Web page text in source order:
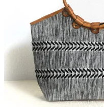
Marysabel Aldana
02/05/2025
Image to Credit :